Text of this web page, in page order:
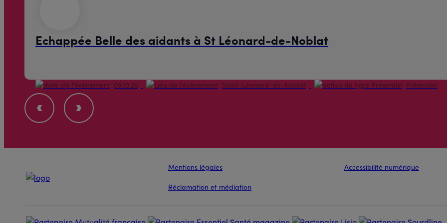
Echappée Belle des aidants à St Léonard-de-Noblat
09.10.26 Saint-Léonard-de-Noblat Présentiel
Mentions légales Accessibilité numérique
Réclamation et médiation